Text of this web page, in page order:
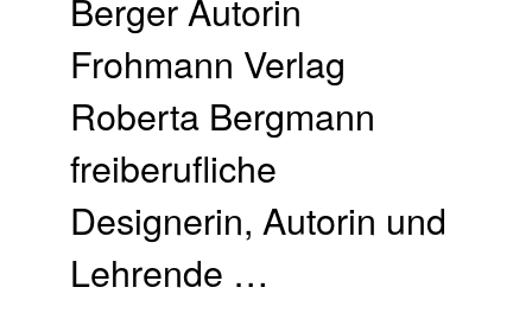
Berger Autorin
Frohmann Verlag
Roberta Bergmann
freiberufliche
Designerin, Autorin und
Lehrende …